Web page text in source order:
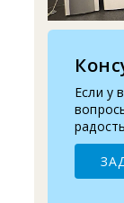
2025-10-29
про...
2025-09-10
Замена
воды
Если у